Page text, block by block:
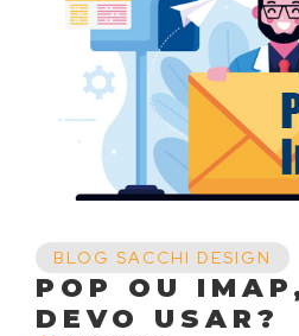
BLOG SACCHI DESIGN
POP OU
DEVO USAR?